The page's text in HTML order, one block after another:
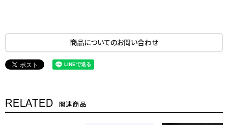
商品についてのお問い合わせ
RELATED 関連商品